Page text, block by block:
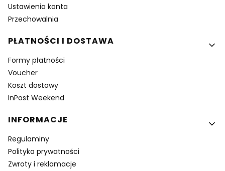
Ustawienia konta
Przechowalnia
PŁATNOŚCI I DOSTAWA
Formy płatności
Voucher
Koszt dostawy
InPost Weekend
INFORMACJE
Regulaminy
Polityka prywatności
Zwroty i reklamacje